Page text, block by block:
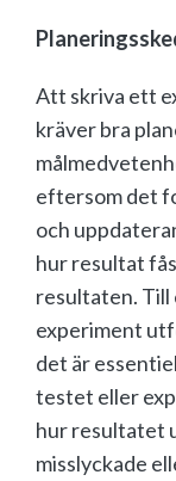
Att skriva ett
kräver bra
eftersom det
och
hur resultat
resultaten. Till
experiment
det är
testet eller
hur resultatet
misslyckade